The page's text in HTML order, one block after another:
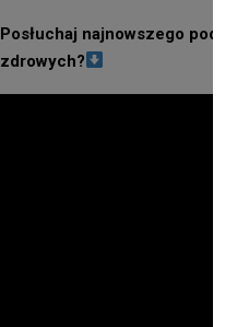
Posłuchaj najnowszego
zdrowych?